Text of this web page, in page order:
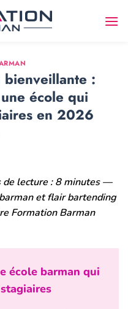
bienveillante :
école qui
en 2026
lecture : 8 minutes —
et flair bartending
Formation Barman
école barman qui